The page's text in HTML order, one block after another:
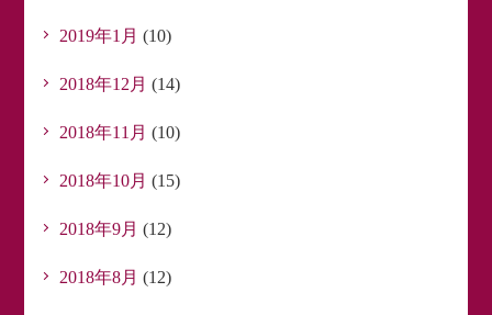
2019年1月 (10)
2018年12月 (14)
2018年11月 (10)
2018年10月 (15)
2018年9月 (12)
2018年8月 (12)